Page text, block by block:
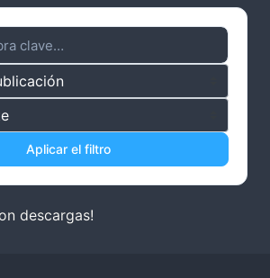
Aplicar el filtro
descargas!